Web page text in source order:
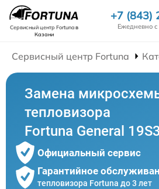
Сервисный центр Fortunaв
Казани
+7 (843)
Ежедневно
Сервисный центр Fortuna
Замена
тепловизора
Fortuna General
Официальный сервис
Гарантийное
тепловизора Fortuna до 3 лет